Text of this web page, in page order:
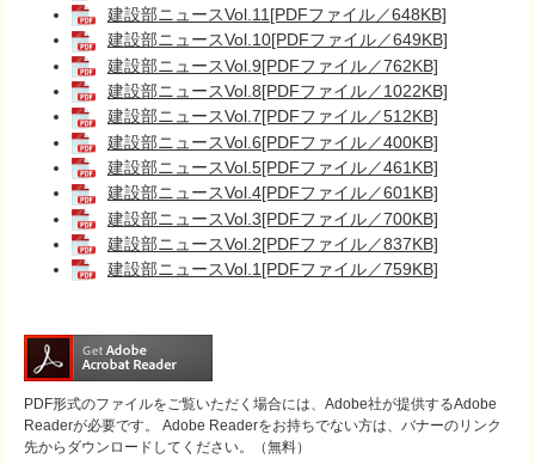
建設部ニュースVol.11[PDFファイル／648KB]
建設部ニュースVol.10[PDFファイル／649KB]
建設部ニュースVol.9[PDFファイル／762KB]
建設部ニュースVol.8[PDFファイル／1022KB]
建設部ニュースVol.7[PDFファイル／512KB]
建設部ニュースVol.6[PDFファイル／400KB]
建設部ニュースVol.5[PDFファイル／461KB]
建設部ニュースVol.4[PDFファイル／601KB]
建設部ニュースVol.3[PDFファイル／700KB]
建設部ニュースVol.2[PDFファイル／837KB]
建設部ニュースVol.1[PDFファイル／759KB]
PDF形式のファイルをご覧いただく場合には、Adobe社が提供するAdobe
Readerが必要です。
Adobe Readerをお持ちでない方は、バナーのリンク
先からダウンロードしてください。（無料）